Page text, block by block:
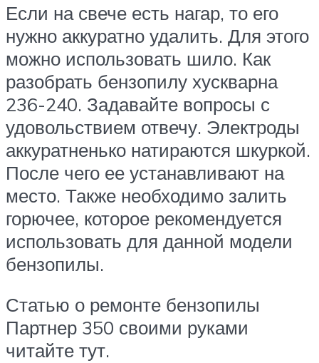
Если на свече есть нагар, то его
нужно аккуратно удалить. Для этого
можно использовать шило. Как
разобрать бензопилу хускварна
236-240. Задавайте вопросы с
удовольствием отвечу. Электроды
аккуратненько натираются шкуркой.
После чего ее устанавливают на
место. Также необходимо залить
горючее, которое рекомендуется
использовать для данной модели
бензопилы.
Статью о ремонте бензопилы
Партнер 350 своими руками
читайте тут.